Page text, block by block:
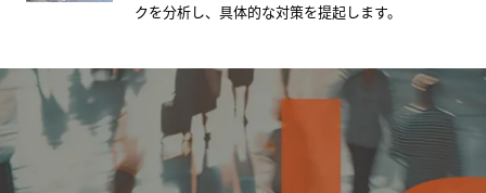
クを分析し、具体的な対策を提起します。